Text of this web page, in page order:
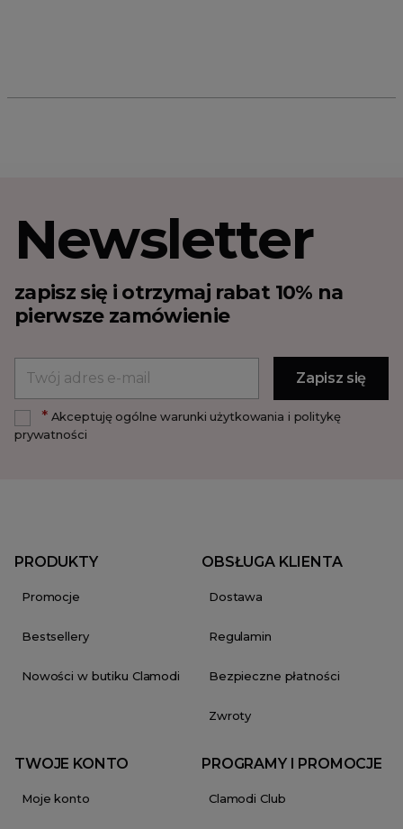
Newsletter
zapisz się i otrzymaj rabat 10% na
pierwsze zamówienie
*Akceptuję ogólne warunki użytkowania i politykę
prywatności
PRODUKTY
Promocje
Bestsellery
Nowości w butiku Clamodi
OBSŁUGA KLIENTA
Dostawa
Regulamin
Bezpieczne płatności
Zwroty
TWOJE KONTO
Moje konto
PROGRAMY I PROMOCJE
Clamodi Club